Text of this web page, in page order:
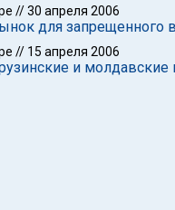
//30 апреля 2006
для запрещенного
// 15 апреля 2006
и